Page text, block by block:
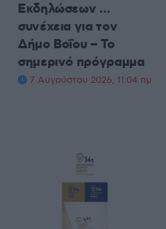
Εκδηλώσεων …
συνέχεια για τον
Δήμο Βοΐου – Το
σημερινό πρόγραμμα
7 Αυγούστου 2026, 11:04 πμ